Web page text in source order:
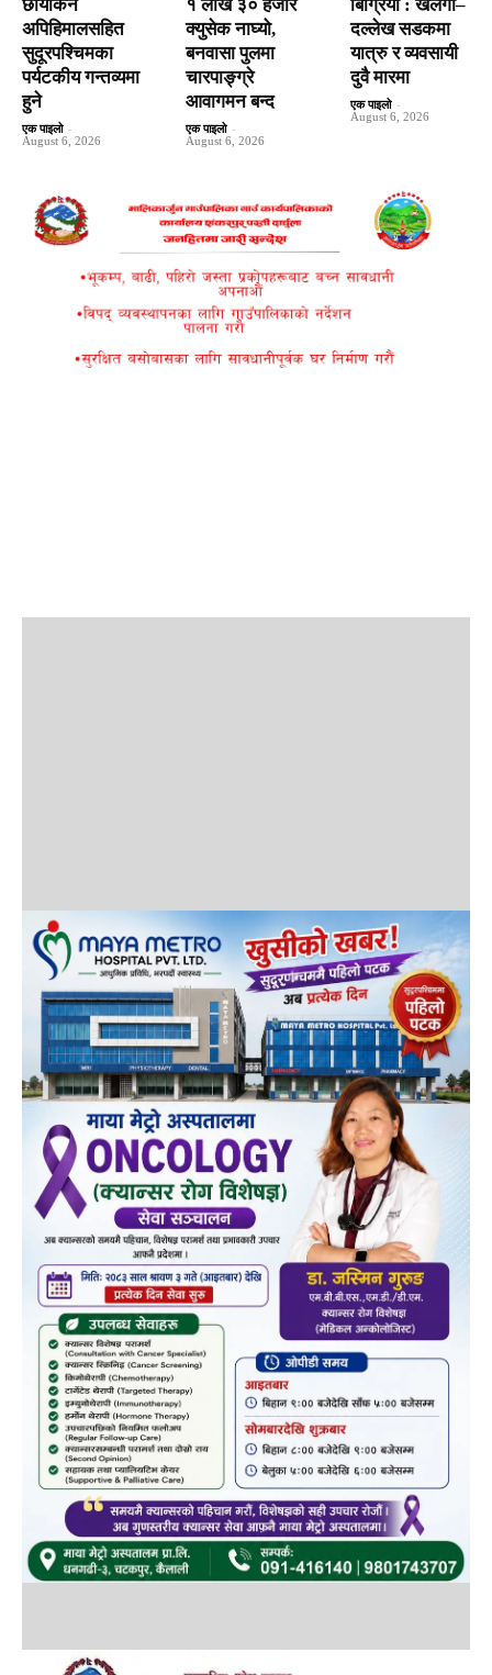
छायांकन
अपिहिमालसहित
सुदूरपश्चिमका
पर्यटकीय गन्तव्यमा
हुने
एक पाइलो -
August 6, 2026
१ लाख ३० हजार
क्युसेक नाघ्यो,
बनवासा पुलमा
चारपाङ्ग्रे
आवागमन बन्द
एक पाइलो -
August 6, 2026
बिग्रियो : खलंगा–
दल्लेख सडकमा
यात्रु र व्यवसायी
दुवै मारमा
एक पाइलो -
August 6, 2026